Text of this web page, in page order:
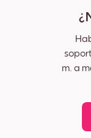
m. a